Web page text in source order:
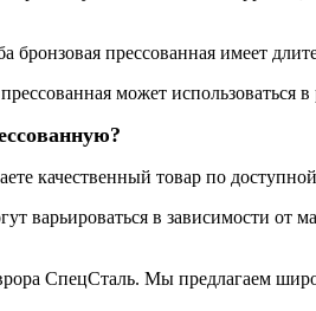
бронзовая прессованная имеет
может
качественный товар по
варьироваться в зависимости от
СпецСталь. Мы предлагаем